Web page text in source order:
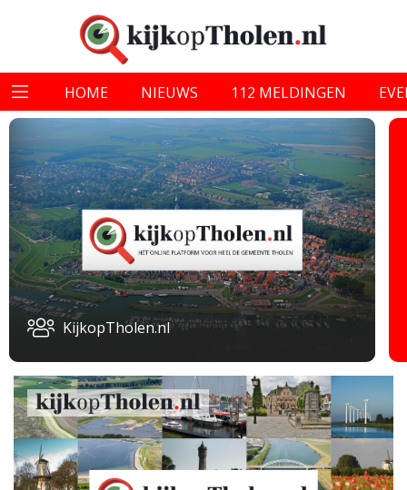
HOME NIEUWS 112 MELDINGEN
KijkopTholen.nl